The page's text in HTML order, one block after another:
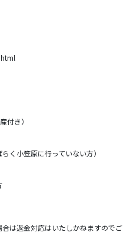
付き）
く小笠原に行っていない方）
は返金対応はいたしかねますのでご